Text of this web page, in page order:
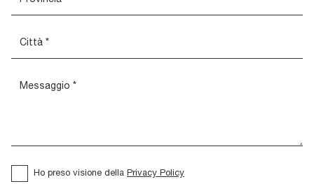
Ho preso visione della Privacy Policy